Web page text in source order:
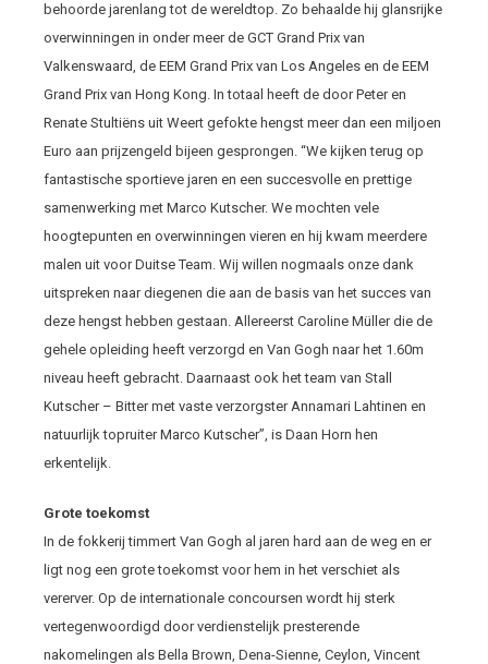
behoorde jarenlang tot de wereldtop. Zo behaalde hij glansrijke
overwinningen in onder meer de GCT Grand Prix van
Valkenswaard, de EEM Grand Prix van Los Angeles en de EEM
Grand Prix van Hong Kong. In totaal heeft de door Peter en
Renate Stultiëns uit Weert gefokte hengst meer dan een miljoen
Euro aan prijzengeld bijeen gesprongen. “We kijken terug op
fantastische sportieve jaren en een succesvolle en prettige
samenwerking met Marco Kutscher. We mochten vele
hoogtepunten en overwinningen vieren en hij kwam meerdere
malen uit voor Duitse Team. Wij willen nogmaals onze dank
uitspreken naar diegenen die aan de basis van het succes van
deze hengst hebben gestaan. Allereerst Caroline Müller die de
gehele opleiding heeft verzorgd en Van Gogh naar het 1.60m
niveau heeft gebracht. Daarnaast ook het team van Stall
Kutscher – Bitter met vaste verzorgster Annamari Lahtinen en
natuurlijk topruiter Marco Kutscher”, is Daan Horn hen
erkentelijk.
Grote toekomst
In de fokkerij timmert Van Gogh al jaren hard aan de weg en er
ligt nog een grote toekomst voor hem in het verschiet als
vererver. Op de internationale concoursen wordt hij sterk
vertegenwoordigd door verdienstelijk presterende
nakomelingen als Bella Brown, Dena-Sienne, Ceylon, Vincent